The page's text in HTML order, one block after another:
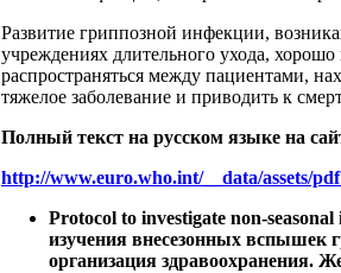
Развитие гриппозной инфекции,
учреждениях длительного ухода,
распространяться между пациентами,
тяжелое заболевание и приводить к
Полный текст на русском языке на
http://www.euro.who.int/__data/assets/
Protocol to investigate non-
изучения внесезонных вспышек
организация здравоохранения.